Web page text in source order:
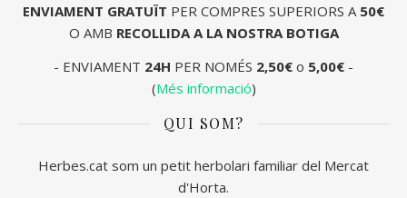
ENVIAMENT GRATUÏT PER COMPRES SUPERIORS A 50€
O AMB RECOLLIDA A LA NOSTRA BOTIGA
- ENVIAMENT 24H PER NOMÉS 2,50€ o 5,00€ -
(Més informació)
QUI SOM?
Herbes.cat som un petit herbolari familiar del Mercat
d'Horta.